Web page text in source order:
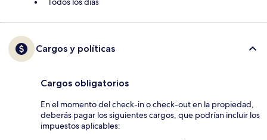
Cargos y políticas
Cargos obligatorios
En el momento del check-in o check-out en la propiedad,
deberás pagar los siguientes cargos, que podrían incluir los
impuestos aplicables: